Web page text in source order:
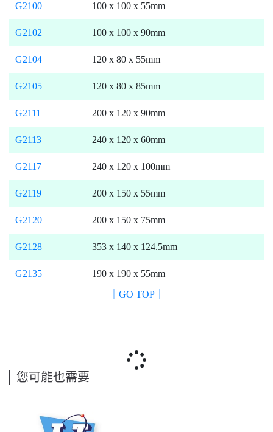
G2100 100 x 100 x 55mm
G2102 100 x 100 x 90mm
G2104 120 x 80 x 55mm
G2105 120 x 80 x 85mm
G2111 200 x 120 x 90mm
G2113 240 x 120 x 60mm
G2117 240 x 120 x 100mm
G2119 200 x 150 x 55mm
G2120 200 x 150 x 75mm
G2128 353 x 140 x 124.5mm
G2135
190 x 190 x 55mm
｜GO TOP｜
您可能也需要